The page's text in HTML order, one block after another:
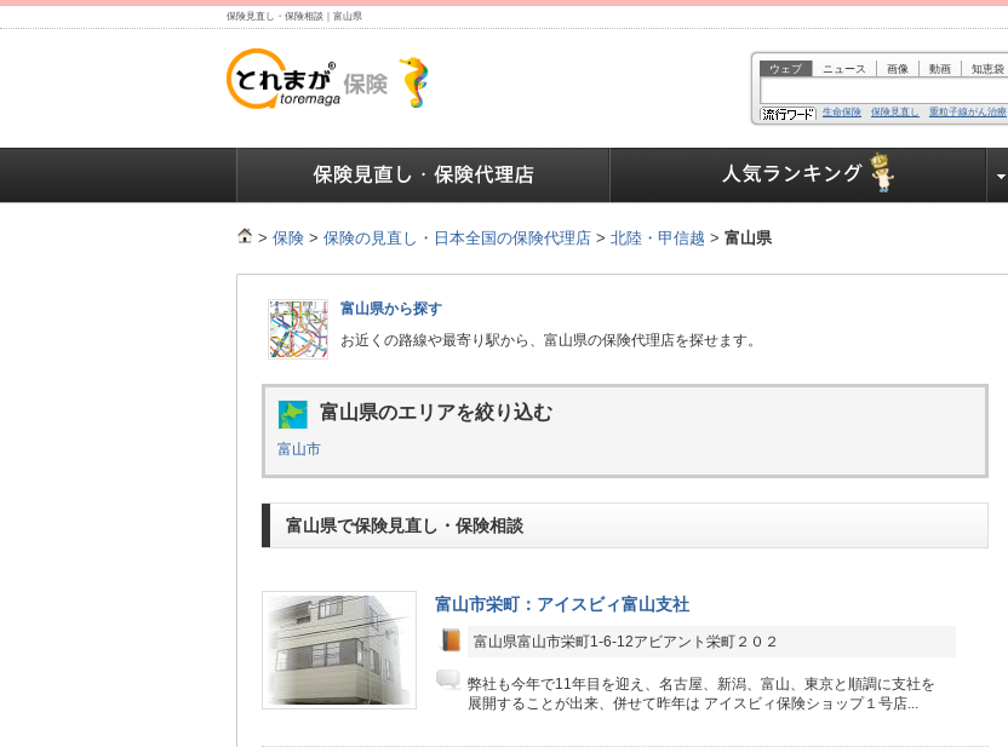
保険見直し・保険相談｜富山県
ウェブ ニュース 画像 動画 知恵袋
生命保険 保険見直し 重粒子線がん治療
> 保険 > 保険の見直し・日本全国の保険代理店 > 北陸・甲信越 > 富山県
富山県から探す
お近くの路線や最寄り駅から、富山県の保険代理店を探せます。
富山県のエリアを絞り込む
富山市
富山県で保険見直し・保険相談
富山市栄町：アイスビィ富山支社
富山県富山市栄町1-6-12アビアント栄町２０２
弊社も今年で11年目を迎え、名古屋、新潟、富山、東京と順調に支社を
展開することが出来、併せて昨年は アイスビィ保険ショップ１号店...